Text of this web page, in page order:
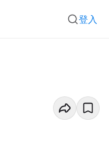
登入